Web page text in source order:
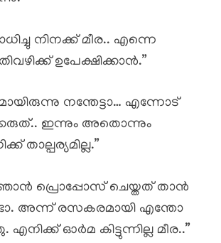
നിനക്ക് മീര.. എന്നെ
ഉപേക്ഷിക്കാൻ.”
നന്തേട്ടാ… എന്നോട്
ഇന്നും അതൊന്നും
താല്പര്യമില്ല.”
ഞാൻ പ്രൊപ്പോസ് ചെയ്തത് താൻ
അന്ന് രസകരമായി എന്തോ
ഓർമ കിട്ടുന്നില്ല മീര..”